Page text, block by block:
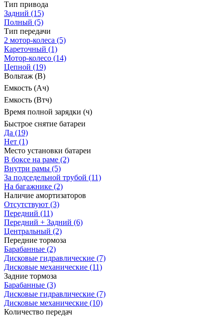
Тип привода
Задний (15)
Полный (5)
Тип передачи
2 мотор-колеса (5)
Кареточный (1)
Мотор-колесо (14)
Цепной (19)
Вольтаж (В)
Емкость (Ач)
Емкость (Втч)
Время полной зарядки (ч)
Быстрое снятие батареи
Да (19)
Нет (1)
Место установки батареи
В боксе на раме (2)
Внутри рамы (5)
За подседельной трубой (11)
На багажнике (2)
Наличие амортизаторов
Отсутствуют (3)
Передний (11)
Передний + Задний (6)
Центральный (2)
Передние тормоза
Барабанные (2)
Дисковые гидравлические (7)
Дисковые механические (11)
Задние тормоза
Барабанные (3)
Дисковые гидравлические (7)
Дисковые механические (10)
Количество передач